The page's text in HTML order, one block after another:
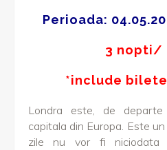
Perioada:
3 nopti/
*include
Londra este, de
capitala din Europa. Este
zile nu vor fi niciodata